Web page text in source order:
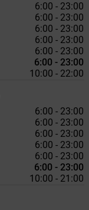
6:00 - 23:00
6:00 - 23:00
6:00 - 23:00
6:00 - 23:00
6:00 - 23:00
6:00 - 23:00
10:00 - 22:00
6:00 - 23:00
6:00 - 23:00
6:00 - 23:00
6:00 - 23:00
6:00 - 23:00
6:00 - 23:00
10:00 - 21:00